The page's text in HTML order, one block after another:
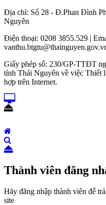
Địa chỉ: Số 28 - Đ.Phan Đình
Nguyên
Điện thoại: 0208 3855.529 |
Giấy phép số: 230/GP-TTĐT
tỉnh Thái Nguyên về việc Thiết
hợp trên Internet.
Thành viên đăng
Hãy đăng nhập thành viên để
site